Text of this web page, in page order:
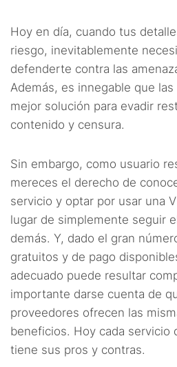
Hoy en día, cuando tus
riesgo, inevitablemente
defenderte contra las
Además, es innegable que
mejor solución para evadir
contenido y censura.
Sin embargo, como usuario
mereces el derecho de
servicio y optar por usar una
lugar de simplemente seguir
demás. Y, dado el gran
gratuitos y de pago
adecuado puede resultar
importante darse cuenta de
proveedores ofrecen las
beneficios. Hoy cada servicio
tiene sus pros y contras.